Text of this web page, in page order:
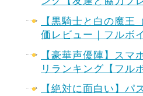
【黒騎士と白の魔王
価レビュー｜フルボ
【豪華声優陣】スマ
リランキング【フル
【絶対に面白い】パ